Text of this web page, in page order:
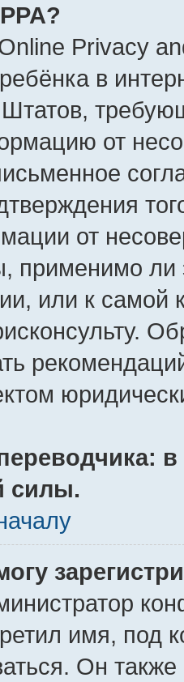
Privacy
в
от
от
применимо ли
или к самой
силы.
имя, под
Он